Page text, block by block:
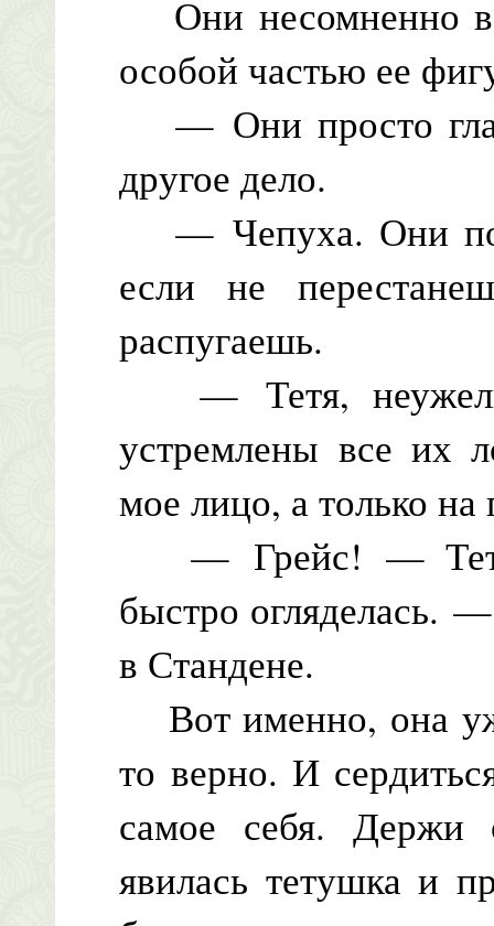
Они несомненно
особой частью ее
— Они просто
другое дело.
— Чепуха. Они
если не
распугаешь.
— Тетя, неужели
устремлены все их
мое лицо, а только
— Грейс! — Тетя
быстро огляделась.
в Стандене.
Вот именно, она
то верно. И
самое себя. Держи
явилась тетушка и